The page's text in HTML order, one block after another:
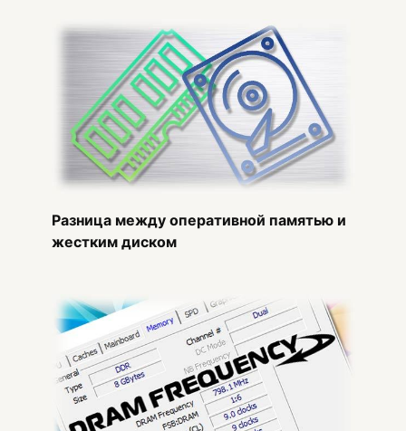
Разница между оперативной памятью и
жестким диском